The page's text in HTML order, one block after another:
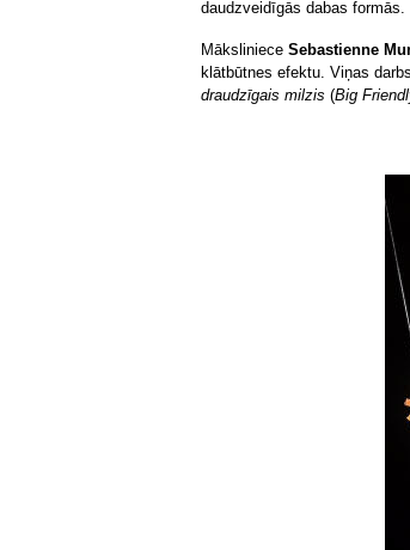
daudzveidīgās dabas formās.
Māksliniece Sebastienne
klātbūtnes efektu. Viņas
draudzīgais milzis (Big